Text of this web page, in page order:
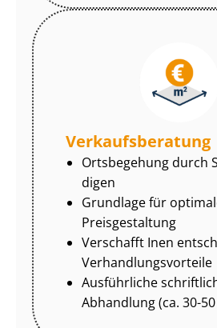
Ver­kaufs­be­ra­tung
Ortsbegehung durch
di­gen
Grundlage für
Preisgestaltung
Verschafft Inen
Ver­hand­lungs­vor­tei­le
Ausführliche
Abhandlung (ca. 30-